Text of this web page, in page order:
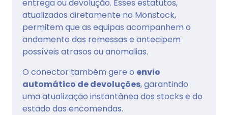
entrega ou devolução. Esses estatutos,
atualizados diretamente no Monstock,
permitem que as equipas acompanhem o
andamento das remessas e antecipem
possíveis atrasos ou anomalias.
O conector também gere o envio
automático de devoluções, garantindo
uma atualização instantânea dos stocks e do
estado das encomendas.